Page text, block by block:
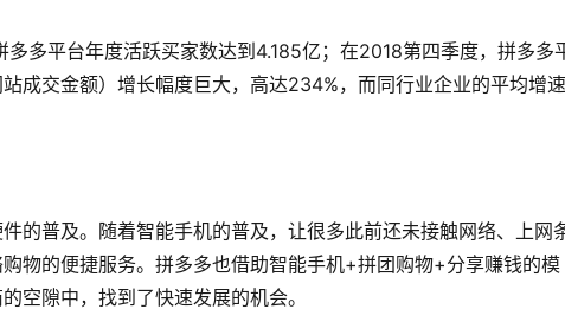
多平台年度活跃买家数达到4.185亿；在2018第四季度，拼多多
成交金额）增长幅度巨大，高达234%，而同行业企业的平均增
的普及。随着智能手机的普及，让很多此前还未接触网络、上网
物的便捷服务。拼多多也借助智能手机+拼团购物+分享赚钱的模
空隙中，找到了快速发展的机会。